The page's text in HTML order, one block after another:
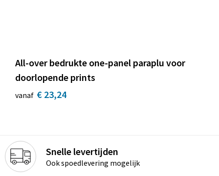
All-over bedrukte one-panel paraplu voor
doorlopende prints
vanaf € 23,24
Snelle levertijden
Ook spoedlevering mogelijk